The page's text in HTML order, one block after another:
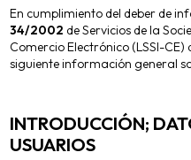
En cumplimiento del deber de
34/2002 de Servicios de la
Comercio Electrónico (LSSI-CE)
siguiente información general
INTRODUCCIÓN;
USUARIOS